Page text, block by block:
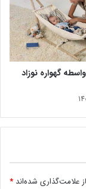
گهواره نوزاد
علامت‌گذاری شده‌اند *